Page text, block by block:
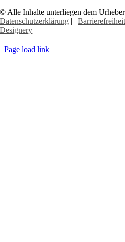
© Alle Inhalte unterliegen dem
Datenschutzerklärung | |
Designery
Page load link